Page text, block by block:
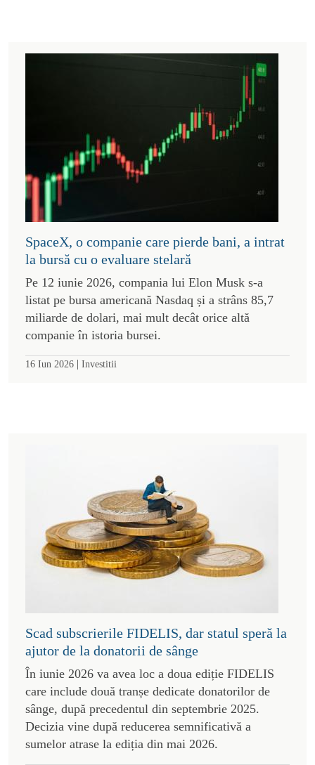
SpaceX, o companie care pierde bani, a intrat
la bursă cu o evaluare stelară
Pe 12 iunie 2026, compania lui Elon Musk s-a
listat pe bursa americană Nasdaq și a strâns 85,7
miliarde de dolari, mai mult decât orice altă
companie în istoria bursei.
16 Iun 2026 | Investitii
Scad subscrierile FIDELIS, dar statul speră la
ajutor de la donatorii de sânge
În iunie 2026 va avea loc a doua ediție FIDELIS
care include două tranșe dedicate donatorilor de
sânge, după precedentul din septembrie 2025.
Decizia vine după reducerea semnificativă a
sumelor atrase la ediția din mai 2026.